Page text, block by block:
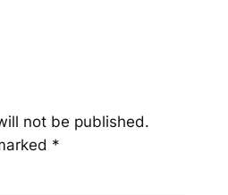
not be published.
*